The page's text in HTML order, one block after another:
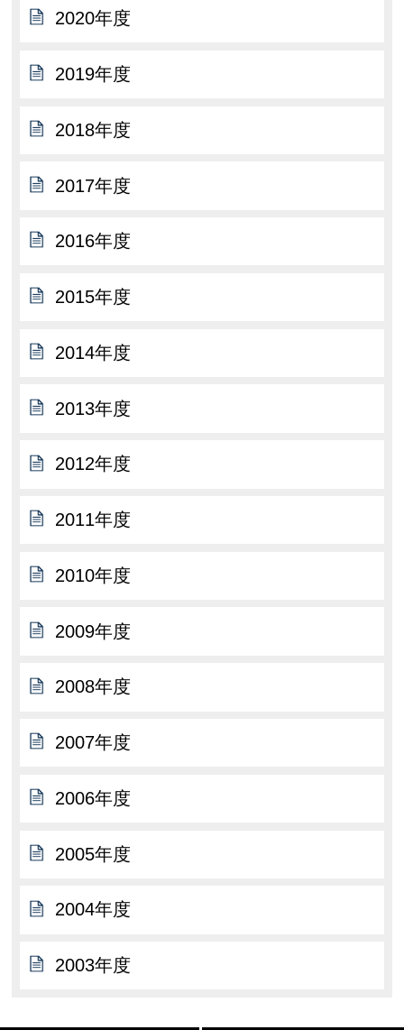
2020年度
2019年度
2018年度
2017年度
2016年度
2015年度
2014年度
2013年度
2012年度
2011年度
2010年度
2009年度
2008年度
2007年度
2006年度
2005年度
2004年度
2003年度